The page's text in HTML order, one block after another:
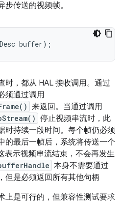
传送的视频帧。
buffer);
时，都从 HAL 接收调用。通过
须通过调用
来返回。当通过调用
停止视频串流时，此
时持续一段时间。每个帧仍必须
的最后一帧后，系统将传送一个
表示视频串流结束，不会再发生
本身不需要通过
但是必须返回所有其他句柄
上是可行的，但兼容性测试要求